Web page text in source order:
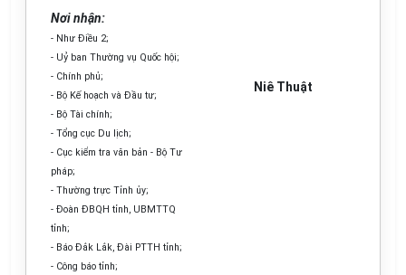
Nơi nhận:
- Như Điều 2;
- Uỷ ban Thường vụ Quốc hội;
- Chính phủ;
- Bộ Kế hoạch và Đầu tư;
- Bộ Tài chính;
- Tổng cục Du lịch;
- Cục kiểm tra văn bản - Bộ Tư
pháp;
- Thường trực Tỉnh ủy;
- Đoàn ĐBQH tỉnh, UBMTTQ
tỉnh;
- BáoĐắk Lắk,Đài PTTH tỉnh;
- Công báo tỉnh;
Niê Thuật